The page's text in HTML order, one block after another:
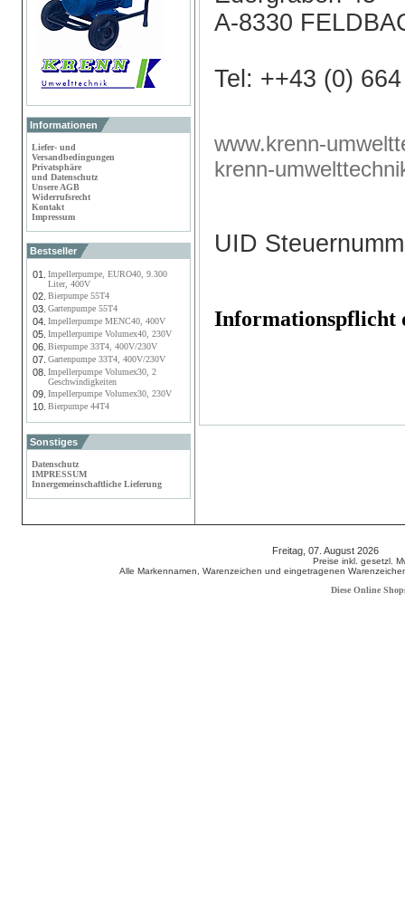
Informationen
Liefer- und
Versandbedingungen
Privatsphäre
und Datenschutz
Unsere AGB
Widerrufsrecht
Kontakt
Impressum
Bestseller
01.
Impellerpumpe, EURO40, 9.300
Liter, 400V
02. Bierpumpe 55T4
03. Gartenpumpe 55T4
04. Impellerpumpe MENC40, 400V
05. Impellerpumpe Volumex40, 230V
06. Bierpumpe 33T4, 400V/230V
07. Gartenpumpe 33T4, 400V/230V
08. Impellerpumpe Volumex30, 2
Geschwindigkeiten
09. Impellerpumpe Volumex30, 230V
10. Bierpumpe 44T4
Sonstiges
Datenschutz
IMPRESSUM
Innergemeinschaftliche Lieferung
A-8330
Tel: ++43 (0)
www.krenn-
krenn-
UID
Informationspflicht
Freitag, 07. August 2026
Preise inkl. gesetzl.
Alle Markennamen, Warenzeichen und eingetragenen
Diese Online